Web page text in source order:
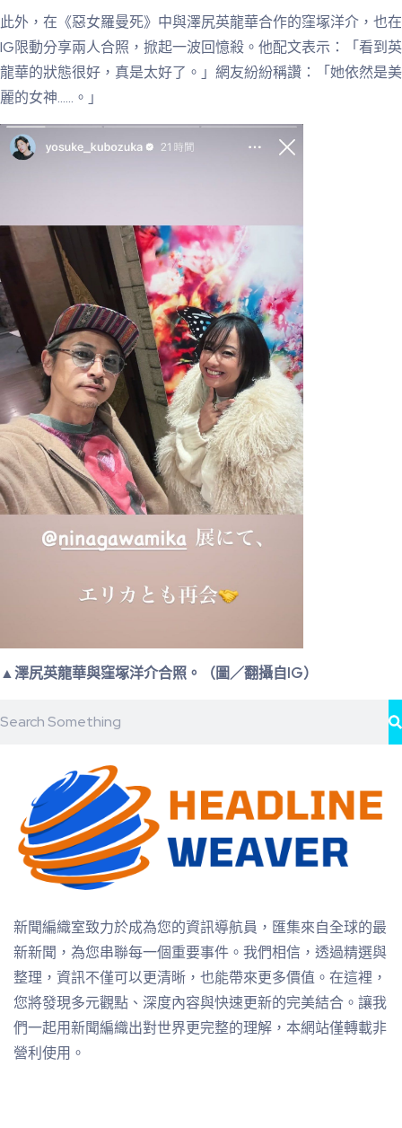
此外，在《惡女羅曼死》中與澤尻英龍華合作的窪塚洋介，也在
IG限動分享兩人合照，掀起一波回憶殺。他配文表示：「看到英
龍華的狀態很好，真是太好了。」網友紛紛稱讚：「她依然是美
麗的女神……。」
▲澤尻英龍華與窪塚洋介合照。（圖／翻攝自IG）
新聞編織室致力於成為您的資訊導航員，匯集來自全球的最
新新聞，為您串聯每一個重要事件。我們相信，透過精選與
整理，資訊不僅可以更清晰，也能帶來更多價值。在這裡，
您將發現多元觀點、深度內容與快速更新的完美結合。讓我
們一起用新聞編織出對世界更完整的理解，本網站僅轉載非
營利使用。